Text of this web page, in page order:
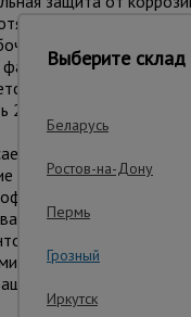
всего срока
площадка
(12 мм):
Это ваша
250 кг: Позволяет
вызов времени
Picante Boya:
вид
время
Интуитивная
гарантия того, что
Выберите склад
Беларусь
Ростов-на-Дону
Пермь
Грозный
Иркутск